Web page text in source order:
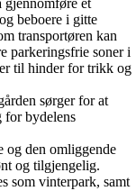
gjennomføre et
beboere i gitte
transportøren kan
parkeringsfrie soner i
til hinder for trikk og
sørger for at
for bydelens
og den omliggende
og tilgjengelig.
som vinterpark, samt